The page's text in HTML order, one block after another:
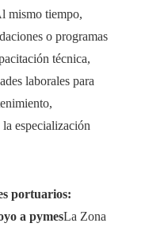
mismo tiempo,
o programas
técnica,
laborales para
especialización
portuarios:
a pymesLa Zona